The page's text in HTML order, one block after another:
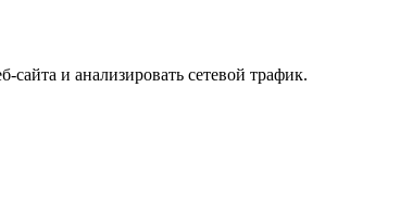
и анализировать сетевой трафик.